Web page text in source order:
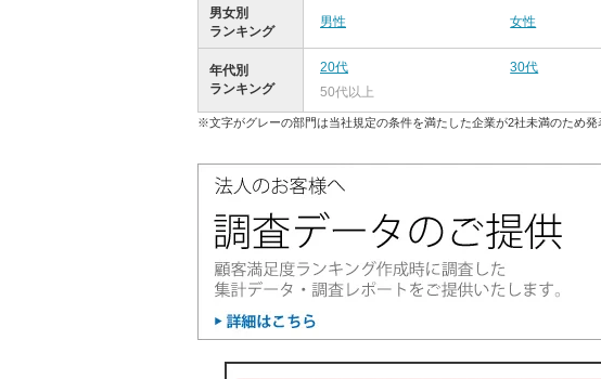
男女別
ランキング
男性 女性
年代別
ランキング
20代 30代
50代以上
※文字がグレーの部門は当社規定の条件を満たした企業が2社未満のため発